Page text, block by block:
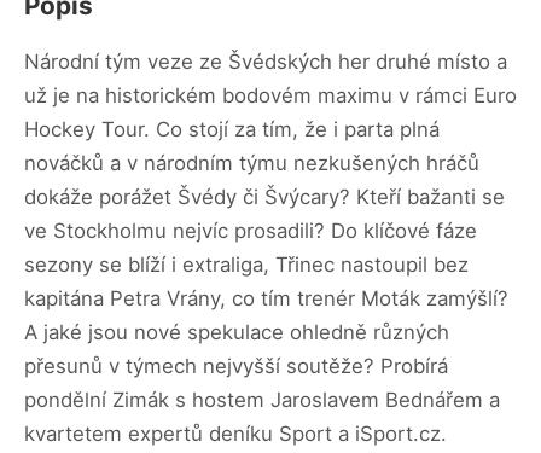
Národní tým veze ze Švédských her druhé místo a
už je na historickém bodovém maximu v rámci Euro
Hockey Tour. Co stojí za tím, že i parta plná
nováčků a v národním týmu nezkušených hráčů
dokáže porážet Švédy či Švýcary? Kteří bažanti se
ve Stockholmu nejvíc prosadili? Do klíčové fáze
sezony se blíží i extraliga, Třinec nastoupil bez
kapitána Petra Vrány, co tím trenér Moták zamýšlí?
A jaké jsou nové spekulace ohledně různých
přesunů v týmech nejvyšší soutěže? Probírá
pondělní Zimák s hostem Jaroslavem Bednářem a
kvartetem expertů deníku Sport a iSport.cz.